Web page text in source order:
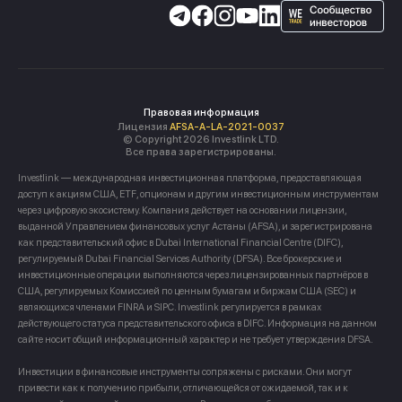
Правовая информация
Лицензия AFSA-A-LA-2021-0037
© Copyright 2026 Investlink LTD.
Все права зарегистрированы.
Investlink — международная инвестиционная платформа, предоставляющая
доступ к акциям США, ETF, опционам и другим инвестиционным инструментам
через цифровую экосистему. Компания действует на основании лицензии,
выданной Управлением финансовых услуг Астаны (AFSA), и зарегистрирована
как представительский офис в Dubai International Financial Centre (DIFC),
регулируемый Dubai Financial Services Authority (DFSA). Все брокерские и
инвестиционные операции выполняются через лицензированных партнёров в
США, регулируемых Комиссией по ценным бумагам и биржам США (SEC) и
являющихся членами FINRA и SIPC. Investlink регулируется в рамках
действующего статуса представительского офиса в DIFC. Информация на данном
сайте носит общий информационный характер и не требует утверждения DFSA.
Инвестиции в финансовые инструменты сопряжены с рисками. Они могут
привести как к получению прибыли, отличающейся от ожидаемой, так и к